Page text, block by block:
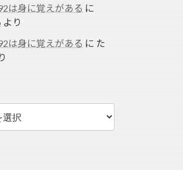
は身に覚えがあるに
より
は身に覚えがあるにた